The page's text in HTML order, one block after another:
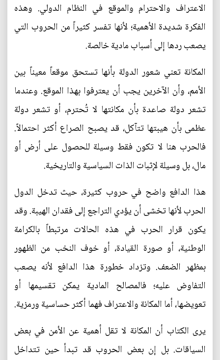
الاعتراف والاحترام والموقع في النظام الدولي. وهذه
الفكرة شديدة الأهمية؛ لأنها تفسر كثيراً من الحروب التي
يصعب ردها إلى أسباب مادية خالصة.
المكانة تعني شعور الدولة بأنها تستحق موقعاً معيناً بين
الأمم، وأن الآخرين يجب أن يعترفوا بهذا الموقع. وعندما
تشعر دولة صاعدة بأن مكانتها لا تُحترم، أو تشعر دولة
عظمى بأن هيبتها تتآكل، قد يصبح الصراع أكثر احتمالاً.
فالحرب هنا لا تكون فقط وسيلة للحصول على أرض أو
مال، بل وسيلة لإثبات الذات السياسية والتاريخية.
هذا الدافع واضح في حروب كثيرة، حيث تدخل الدول
الحرب لأنها تخشى أن يؤدي التراجع إلى فقدان الهيبة. وقد
يكون قرار الحرب في هذه الحالات مرتبطاً بالكرامة
الوطنية، أو صورة القيادة، أو خوف النخب من الظهور
بمظهر الضعف. وتزداد خطورة هذا الدافع لأنه يصعب
التفاوض عليه؛ فالمصالح المادية يمكن تقسيمها أو
تعويضها، أما المكانة والاعتراف فهما أكثر حساسية ورمزية.
يرى الكتاب أن المكانة لا تقل أهمية عن الأمن في بعض
السياقات. بل إن بعض الحروب قد تبدأ حين تتداخل